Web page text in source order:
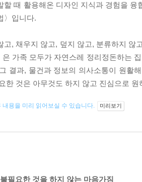
할 때 활용해온 디자인 지식과 경험을
〉입니다.
고, 채우지 않고, 덮지 않고, 분류하지 않
가족 모두가 자연스레 정리정돈하는
결과, 물건과 정보의 의사소통이 원활
한 것은 아무것도 하지 않고 진심으로
내용을 미리 읽어보실 수 있습니다. 미리보기
필요한 것을 하지 않는 마음가짐